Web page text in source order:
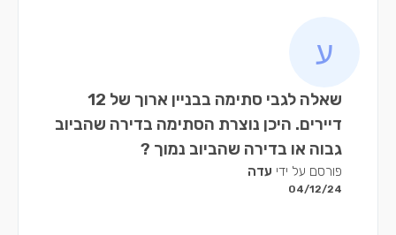
שאלה לגבי סתימה בבניין ארוך של 12
דיירים. היכן נוצרת הסתימה בדירה שהביוב
גבוה או בדירה שהביוב נמוך ?
פורסם על ידי עדה
04/12/24